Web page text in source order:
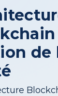
de